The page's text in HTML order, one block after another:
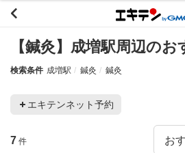
【鍼灸】成増駅周辺の
検索条件 成増駅 鍼灸 鍼灸
エキテンネット予約
7 件